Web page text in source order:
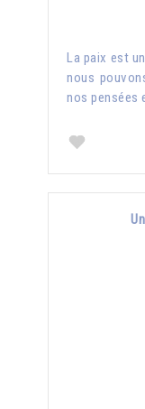
La paix est
nous
nos pensées